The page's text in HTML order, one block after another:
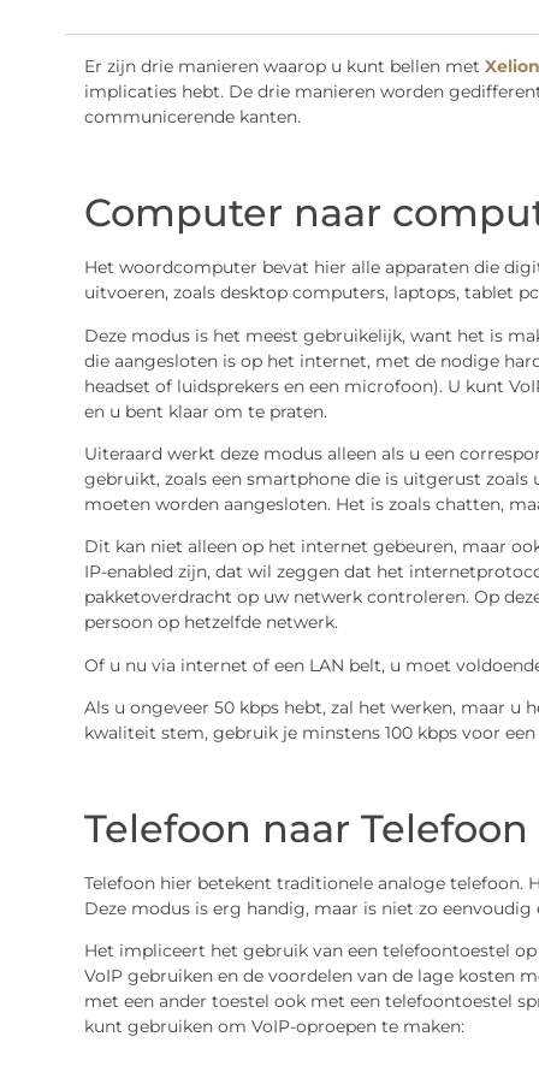
Er zijn drie manieren waarop u kunt bellen met
implicaties hebt. De drie manieren worden
communicerende kanten.
Computer naar
Het woordcomputer bevat hier alle apparaten die
uitvoeren, zoals desktop computers, laptops, tablet
Deze modus is het meest gebruikelijk, want het is
die aangesloten is op het internet, met de nodige
headset of luidsprekers en een microfoon). U kunt
en u bent klaar om te praten.
Uiteraard werkt deze modus alleen als u een
gebruikt, zoals een smartphone die is uitgerust
moeten worden aangesloten. Het is zoals chatten,
Dit kan niet alleen op het internet gebeuren, maar
IP-enabled zijn, dat wil zeggen dat het
pakketoverdracht op uw netwerk controleren. Op
persoon op hetzelfde netwerk.
Of u nu via internet of een LAN belt, u moet
Als u ongeveer 50 kbps hebt, zal het werken, maar u
kwaliteit stem, gebruik je minstens 100 kbps voor een
Telefoon naar Telefoon
Telefoon hier betekent traditionele analoge telefoon.
Deze modus is erg handig, maar is niet zo
Het impliceert het gebruik van een telefoontoestel
VoIP gebruiken en de voordelen van de lage kosten
met een ander toestel ook met een telefoontoestel
kunt gebruiken om VoIP-oproepen te maken: